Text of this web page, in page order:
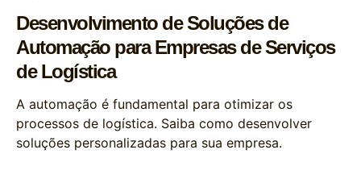
Desenvolvimento de Soluções de
Automação para Empresas de Serviços
de Logística
A automação é fundamental para otimizar os
processos de logística. Saiba como desenvolver
soluções personalizadas para sua empresa.